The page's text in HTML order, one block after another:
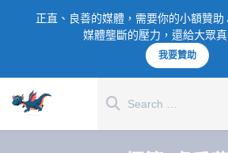
正直、良善的媒體，需要你的小額贊
媒體壟斷的壓力，還給大眾
我要贊助